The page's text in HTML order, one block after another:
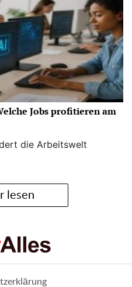
Jobs profitieren am
die Arbeitswelt
lesen